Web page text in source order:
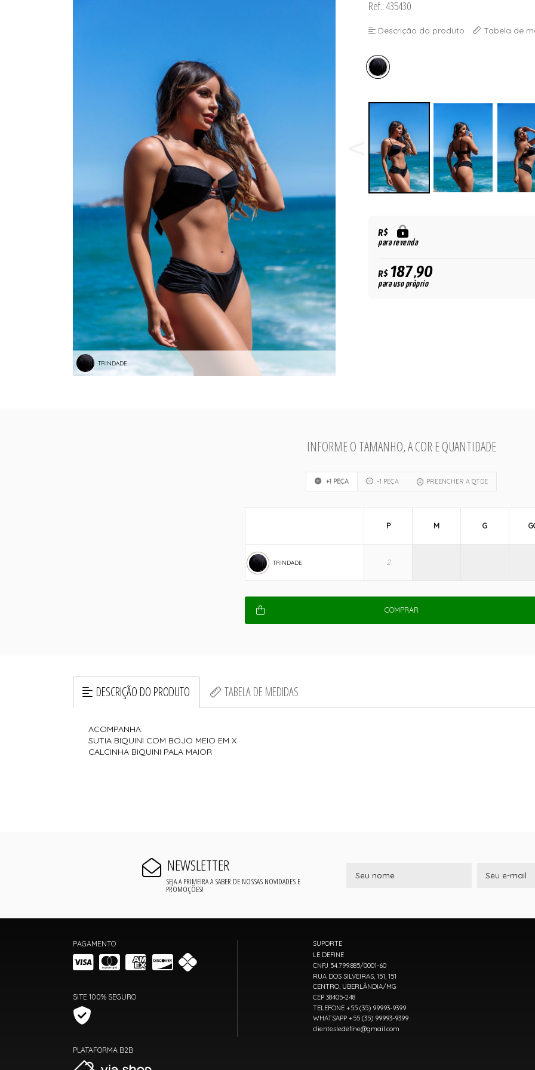
TRINDADE
Ref.: 435430
Descrição do produto Tabela de
R$
para revenda
R$187,90
para uso próprio
INFORME O TAMANHO, A COR E QUANTIDADE
+1 PEÇA -1 PEÇA PREENCHER A QTDE
TRINDADE
P M G
COMPRAR
DESCRIÇÃO DO PRODUTO TABELA DE MEDIDAS
ACOMPANHA:
SUTIA BIQUINI COM BOJO MEIO EM X
CALCINHA BIQUINI PALA MAIOR
NEWSLETTER
SEJA A PRIMEIRA A SABER DE NOSSAS NOVIDADES E
PROMOÇÕES!
PAGAMENTO
SITE 100% SEGURO
PLATAFORMA B2B
SUPORTE
LE DEFINE
CNPJ 54.799.885/0001-60
RUA DOS SILVEIRAS, 151, 151
CENTRO, UBERLÂNDIA/MG
CEP 38405-248
TELEFONE +55 (35) 99993-9399
WHATSAPP +55 (35) 99993-9399
clientesledefine@gmail.com